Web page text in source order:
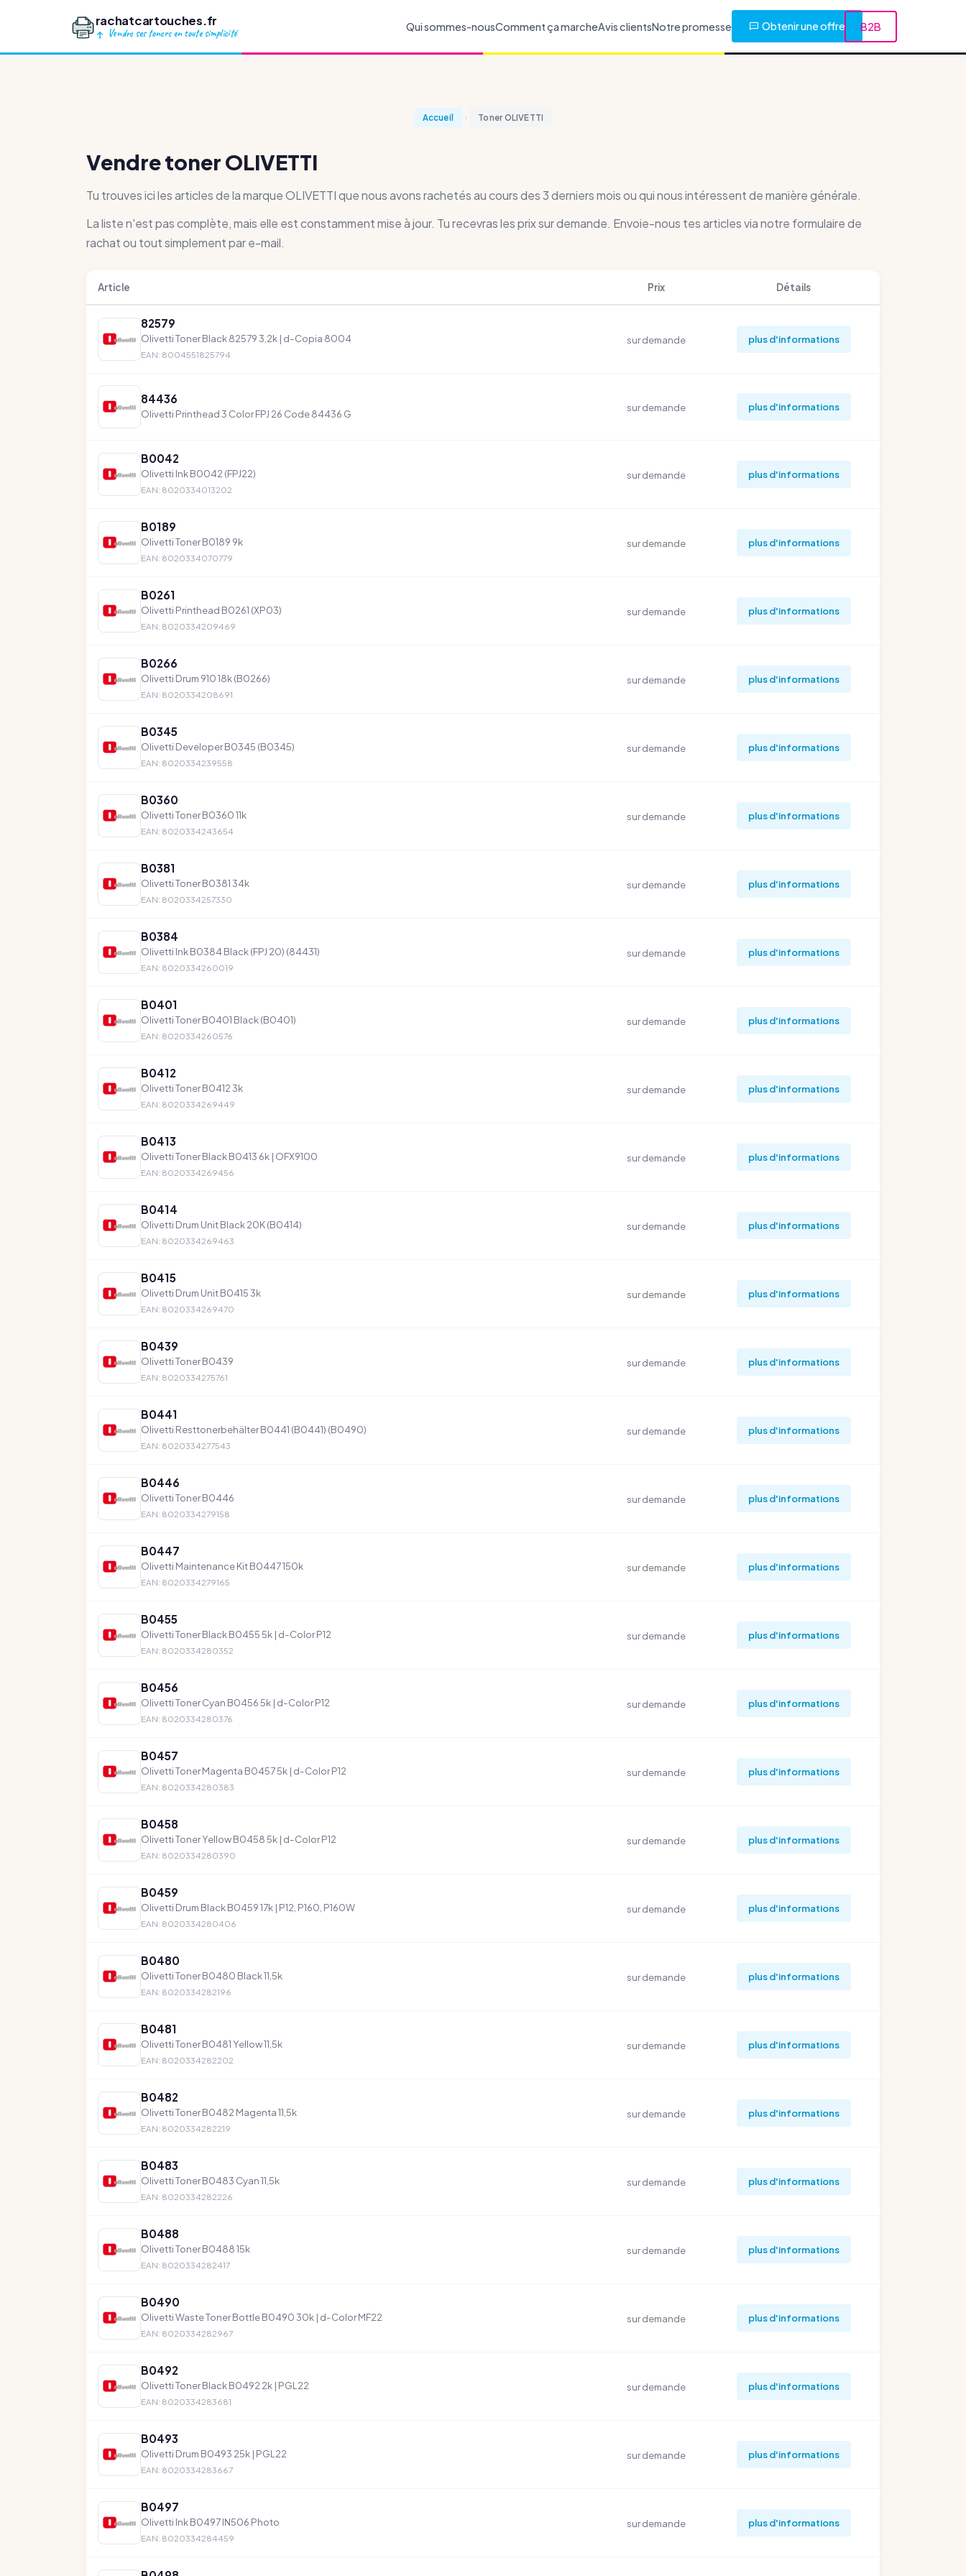
rachatcartouches.fr
Vendre ses toners en toute simplicité
Qui sommes-nousComment ça marcheAvis clientsNotre promesse Obtenir une offre B2B
Accueil Toner OLIVETTI
Vendre toner OLIVETTI
Tu trouves ici les articles de la marque OLIVETTI que nous avons rachetés au cours des 3 derniers mois ou qui nous intéressent de manière générale.
La liste n'est pas complète, mais elle est constamment mise à jour. Tu recevras les prix sur demande. Envoie-nous tes articles via notre formulaire de
rachat ou tout simplement par e-mail.
Article Prix Détails
82579
Olivetti Toner Black 82579 3,2k | d-Copia 8004
EAN: 8004551825794
sur demande plus d'informations
84436
Olivetti Printhead 3 Color FPJ 26 Code 84436 G sur demande plus d'informations
B0042
Olivetti Ink B0042 (FPJ22)
EAN: 8020334013202
sur demande plus d'informations
B0189
Olivetti Toner B0189 9k
EAN: 8020334070779
sur demande plus d'informations
B0261
Olivetti Printhead B0261 (XP03)
EAN: 8020334209469
sur demande plus d'informations
B0266
Olivetti Drum 910 18k (B0266)
EAN: 8020334208691
sur demande plus d'informations
B0345
Olivetti Developer B0345 (B0345)
EAN: 8020334239558
sur demande plus d'informations
B0360
Olivetti Toner B0360 11k
EAN: 8020334243654
sur demande plus d'informations
B0381
Olivetti Toner B0381 34k
EAN: 8020334257330
sur demande plus d'informations
B0384
Olivetti Ink B0384 Black (FPJ 20) (84431)
EAN: 8020334260019
sur demande plus d'informations
B0401
Olivetti Toner B0401 Black (B0401)
EAN: 8020334260576
sur demande plus d'informations
B0412
Olivetti Toner B0412 3k
EAN: 8020334269449
sur demande plus d'informations
B0413
Olivetti Toner Black B0413 6k | OFX9100
EAN: 8020334269456
sur demande plus d'informations
B0414
Olivetti Drum Unit Black 20K (B0414)
EAN: 8020334269463
sur demande plus d'informations
B0415
Olivetti Drum Unit B0415 3k
EAN: 8020334269470
sur demande plus d'informations
B0439
Olivetti Toner B0439
EAN: 8020334275761
sur demande plus d'informations
B0441
Olivetti Resttonerbehälter B0441 (B0441) (B0490)
EAN: 8020334277543
sur demande plus d'informations
B0446
Olivetti Toner B0446
EAN: 8020334279158
sur demande plus d'informations
B0447
Olivetti Maintenance Kit B0447 150k
EAN: 8020334279165
sur demande plus d'informations
B0455
Olivetti Toner Black B0455 5k | d-Color P12
EAN: 8020334280352
sur demande plus d'informations
B0456
Olivetti Toner Cyan B0456 5k | d-Color P12
EAN: 8020334280376
sur demande plus d'informations
B0457
Olivetti Toner Magenta B0457 5k | d-Color P12
EAN: 8020334280383
sur demande plus d'informations
B0458
Olivetti Toner Yellow B0458 5k | d-Color P12
EAN: 8020334280390
sur demande plus d'informations
B0459
Olivetti Drum Black B0459 17k | P12, P160, P160W
EAN: 8020334280406
sur demande plus d'informations
B0480
Olivetti Toner B0480 Black 11,5k
EAN: 8020334282196
sur demande plus d'informations
B0481
Olivetti Toner B0481 Yellow 11,5k
EAN: 8020334282202
sur demande plus d'informations
B0482
Olivetti Toner B0482 Magenta 11,5k
EAN: 8020334282219
sur demande plus d'informations
B0483
Olivetti Toner B0483 Cyan 11,5k
EAN: 8020334282226
sur demande plus d'informations
B0488
Olivetti Toner B0488 15k
EAN: 8020334282417
sur demande plus d'informations
B0490
Olivetti Waste Toner Bottle B0490 30k | d-Color MF22
EAN: 8020334282967
sur demande plus d'informations
B0492
Olivetti Toner Black B0492 2k | PGL22
EAN: 8020334283681
sur demande plus d'informations
B0493
Olivetti Drum B0493 25k | PGL22
EAN: 8020334283667
sur demande plus d'informations
B0497
Olivetti Ink B0497 IN506 Photo
EAN: 8020334284459
sur demande plus d'informations